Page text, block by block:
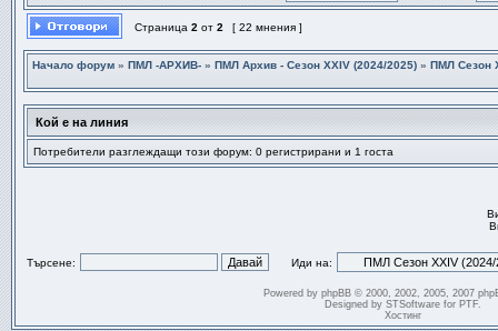
Страница 2 от 2 [ 22 мнения ]
Начало форум » ПМЛ -АРХИВ- » ПМЛ Архив - Сезон XXIV (2024/2025) » ПМЛ Сезон
Кой е на линия
Потребители разглеждащи този форум: 0 регистрирани и 1 госта
Търсене: Иди на:
Powered by phpBB© 2000, 2002, 2005, 2007
Designed by STSoftwarefor PTF.
Хостинг